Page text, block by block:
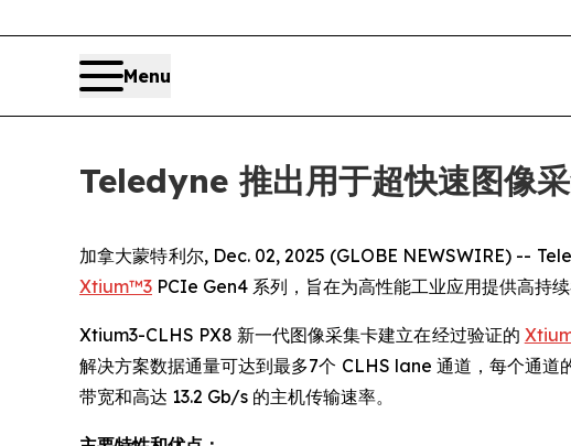
Menu
Teledyne 推出用于超快速图像
加拿大蒙特利尔, Dec. 02, 2025 (GLOBE NEWSWIRE) --
Xtium™3 PCIe Gen4 系列，旨在为高性能工业应用提供高持续
Xtium3-CLHS PX8 新一代图像采集卡建立在经过验证的
解决方案数据通量可达到最多7个 CLHS lane 通道，每个通
带宽和高达 13.2 Gb/s 的主机传输速率。